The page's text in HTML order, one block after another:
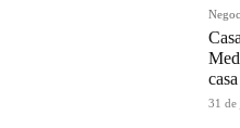
31 de